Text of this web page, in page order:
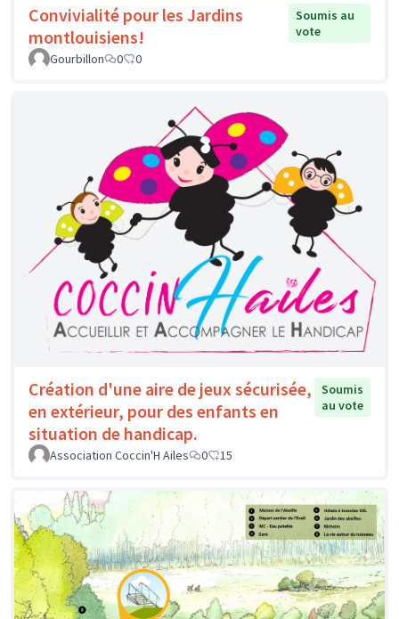
Convivialité pour les Jardins
montlouisiens!
Soumis au
vote
Gourbillon
0 0
Création d'une aire de jeux sécurisée,
en extérieur, pour des enfants en
situation de handicap.
Soumis
au vote
Association Coccin'H Ailes 0 15